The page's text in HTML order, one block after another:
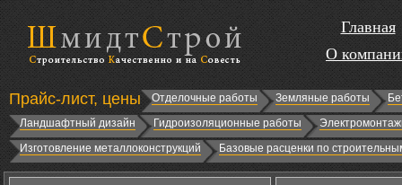
Главная
О
Прайс-лист, цены Отделочные работы Земляные работы
Ландшафтный дизайн
Гидроизоляционные работы
Изготовление металлоконструкций
Базовые расценки по